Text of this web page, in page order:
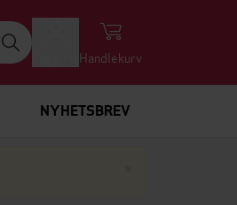
Handlekurv
NYHETSBREV